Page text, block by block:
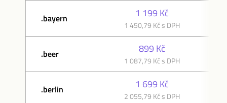
.bayern 1 199 Kč
1 450,79 Kč s DPH
.beer 899 Kč
1 087,79 Kč s DPH
.berlin 1 699 Kč
2 055,79 Kč s DPH